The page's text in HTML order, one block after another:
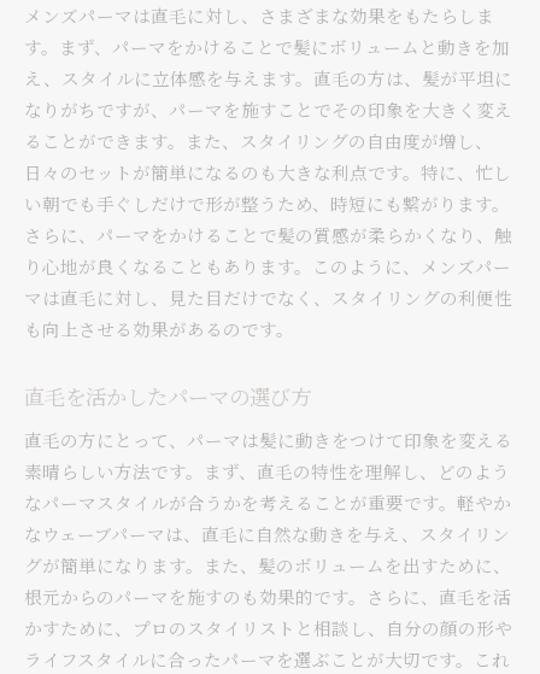
メンズパーマは直毛に対し、さまざまな効果をもたらしま
す。まず、パーマをかけることで髪にボリュームと動きを加
え、スタイルに立体感を与えます。直毛の方は、髪が平坦に
なりがちですが、パーマを施すことでその印象を大きく変え
ることができます。また、スタイリングの自由度が増し、
日々のセットが簡単になるのも大きな利点です。特に、忙し
い朝でも手ぐしだけで形が整うため、時短にも繋がります。
さらに、パーマをかけることで髪の質感が柔らかくなり、触
り心地が良くなることもあります。このように、メンズパー
マは直毛に対し、見た目だけでなく、スタイリングの利便性
も向上させる効果があるのです。
直毛を活かしたパーマの選び方
直毛の方にとって、パーマは髪に動きをつけて印象を変える
素晴らしい方法です。まず、直毛の特性を理解し、どのよう
なパーマスタイルが合うかを考えることが重要です。軽やか
なウェーブパーマは、直毛に自然な動きを与え、スタイリン
グが簡単になります。また、髪のボリュームを出すために、
根元からのパーマを施すのも効果的です。さらに、直毛を活
かすために、プロのスタイリストと相談し、自分の顔の形や
ライフスタイルに合ったパーマを選ぶことが大切です。これ